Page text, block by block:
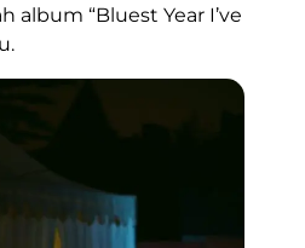
album “Bluest Year I’ve